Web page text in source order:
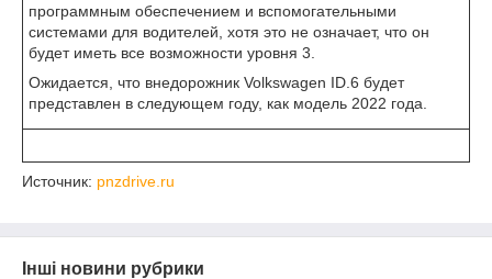
программным обеспечением и вспомогательными
системами для водителей, хотя это не означает, что он
будет иметь все возможности уровня 3.
Ожидается, что внедорожник Volkswagen ID.6 будет
представлен в следующем году, как модель 2022 года.
Источник: pnzdrive.ru
Інші новини рубрики